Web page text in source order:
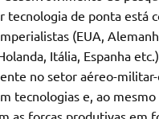
tecnologia de ponta está
(EUA,
Itália, Espanha
no setor aéreo-militar-
tecnologias e, ao